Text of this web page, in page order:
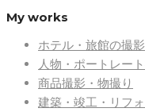
My works
ホテル・旅館の撮影
人物・ポートレー
商品撮影・物撮り
建築・竣工・リフ